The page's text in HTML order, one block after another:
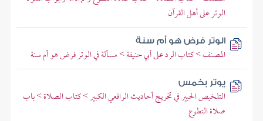
الوتر على أهل القرآن
الوتر فرض هو أم سنة
المصنف > كتاب الرد على أبي حنيفة > مسألة في الوتر فرض هو أم سنة
يوتر بخمس
التلخيص الحبير في تخريج أحاديث الرافعي الكبير > كتاب الصلاة > باب
صلاة التطوع